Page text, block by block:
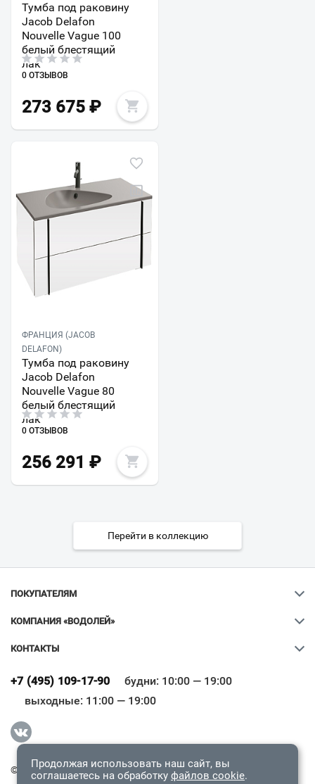
Тумба под раковину
Jacob Delafon
Nouvelle Vague 100
белый блестящий
лак
0 ОТЗЫВОВ
273 675 ₽
ФРАНЦИЯ (JACOB
DELAFON)
Тумба под раковину
Jacob Delafon
Nouvelle Vague 80
белый блестящий
лак
0 ОТЗЫВОВ
256 291 ₽
Перейти в коллекцию
ПОКУПАТЕЛЯМ
КОМПАНИЯ «ВОДОЛЕЙ»
КОНТАКТЫ
+7 (495) 109-17-90
будни: 10:00 — 19:00
выходные: 11:00 — 19:00
© 2009-2026 «Водолей Онлайн». Все права защищены.
Всё верно
Продолжая использовать наш сайт, вы
соглашаетесь на обработку файлов cookie.